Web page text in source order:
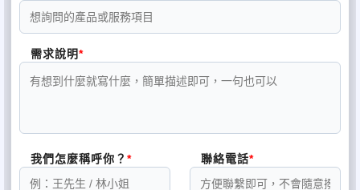
需求說明
我們怎麼稱呼你？ 聯絡電話